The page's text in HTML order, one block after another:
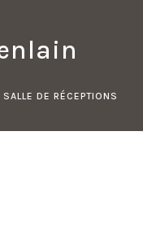
SALLE DE RÉCEPTIONS